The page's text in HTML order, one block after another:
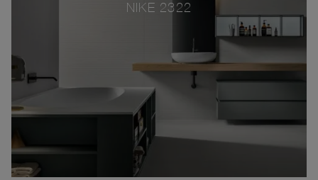
NIKE 2322